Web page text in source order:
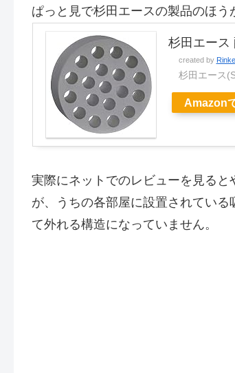
ぱっと見で杉田エースの製品のほう
杉田エース
created by
杉田エース
Amazon
実際にネットでのレビューを見る
が、うちの各部屋に設置されてい
て外れる構造になっていません。